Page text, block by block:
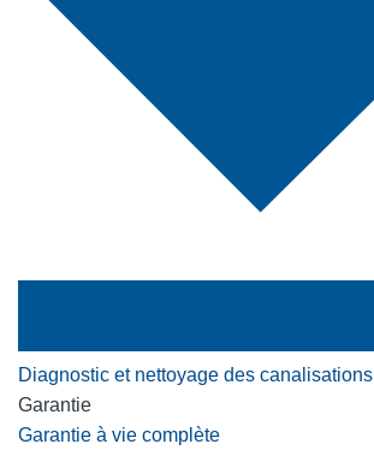
Diagnostic et nettoyage des canalisations
Garantie
Garantie à vie complète